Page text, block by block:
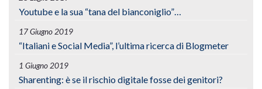
Youtube e la sua “tana del bianconiglio”…
17 Giugno 2019
“Italiani e Social Media”, l’ultima ricerca di Blogmeter
1 Giugno 2019
Sharenting: è se il rischio digitale fosse dei genitori?